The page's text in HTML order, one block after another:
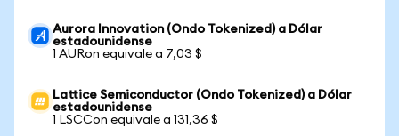
Aurora Innovation (Ondo Tokenized) a Dólar
estadounidense
1 AURon equivale a 7,03 $
Lattice Semiconductor (Ondo Tokenized) a Dólar
estadounidense
1 LSCCon equivale a 131,36 $